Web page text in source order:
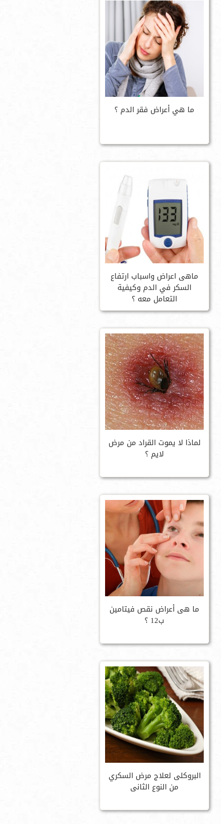
ما هي أعراض فقر الدم ؟
ماهى اعراض واسباب ارتفاع
السكر في الدم وكيفية
التعامل معه ؟
لماذا لا يموت القراد من مرض
لايم ؟
ما هى أعراض نقص فيتامين
ب12 ؟
البروكلى لعلاج مرض السكري
من النوع الثانى